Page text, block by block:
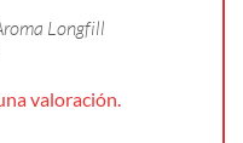
Longfill
valoración.